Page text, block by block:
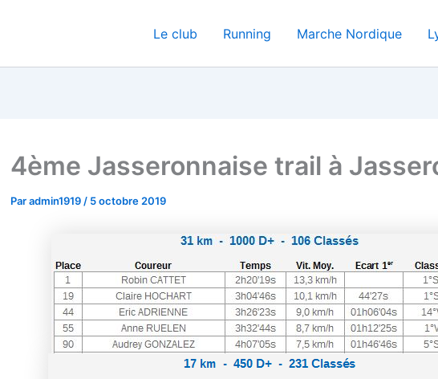
Le club Running Marche Nordique
4ème Jasseronnaise trail à
Paradmin1919 / 5 octobre 2019